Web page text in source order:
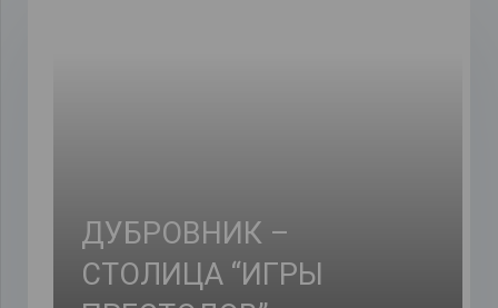
ДУБРОВНИК –
СТОЛИЦА “ИГРЫ